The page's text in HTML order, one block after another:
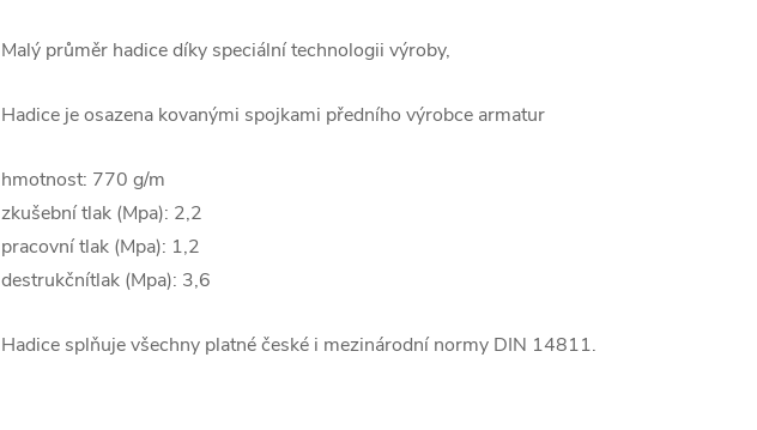
Malý průměr hadice díky speciální technologii výroby,
Hadice je osazena kovanými spojkami předního výrobce armatur
hmotnost: 770 g/m
zkušební tlak (Mpa): 2,2
pracovní tlak (Mpa): 1,2
destrukčnítlak (Mpa): 3,6
Hadice splňuje všechny platné české i mezinárodní normy DIN 14811.